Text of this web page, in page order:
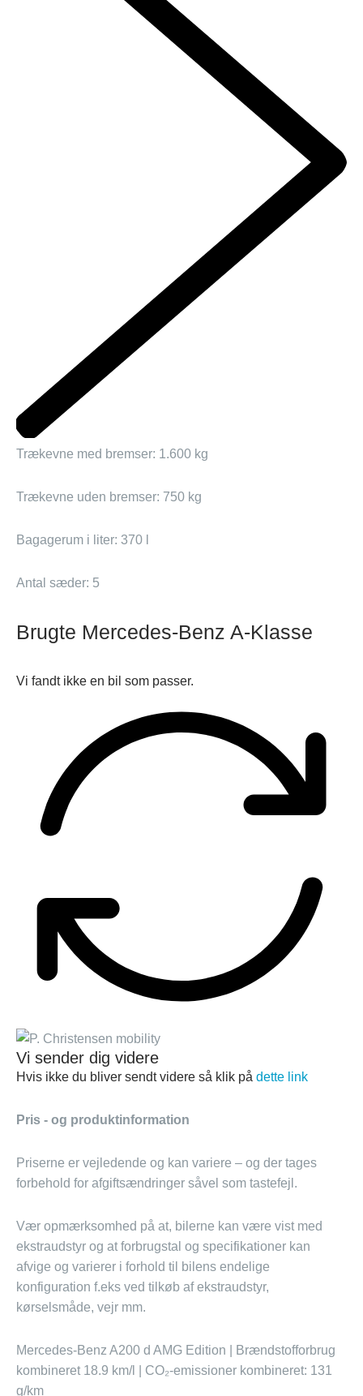
Trækevne med bremser: 1.600 kg
Trækevne uden bremser: 750 kg
Bagagerum i liter: 370 l
Antal sæder: 5
Brugte Mercedes-Benz A-Klasse
Vi fandt ikke en bil som passer.
Vi sender dig videre
Hvis ikke du bliver sendt videre så klik på dette link
Pris - og produktinformation
Priserne er vejledende og kan variere – og der tages
forbehold for afgiftsændringer såvel som tastefejl.
Vær opmærksomhed på at, bilerne kan være vist med
ekstraudstyr og at forbrugstal og specifikationer kan
afvige og varierer i forhold til bilens endelige
konfiguration f.eks ved tilkøb af ekstraudstyr,
kørselsmåde, vejr mm.
Mercedes-Benz A200 d AMG Edition | Brændstofforbrug
kombineret 18.9 km/l | CO₂-emissioner kombineret: 131
g/km